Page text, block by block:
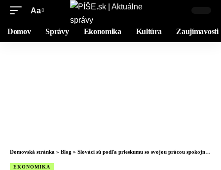
Aa
Domov Správy Ekonomika Kultúra Zaujímavosti
Domovská stránka » Blog » Slováci sú podľa prieskumu so svojou prácou spokojní a väčšina si nové zamestnanie aktívne nehľadá
EKONOMIKA